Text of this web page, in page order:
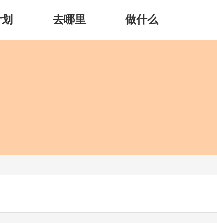
去哪里 做什么